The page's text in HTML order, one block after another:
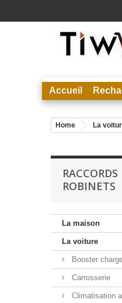
Accueil
Home La
RACCORDS
ROBINETS
La maison
La voiture
Booster
Carrosserie
Climatisation